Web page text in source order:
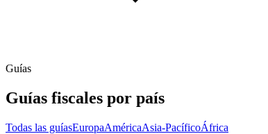
Guías
Guías fiscales por país
Todas las guíasEuropaAméricaAsia-PacíficoÁfrica